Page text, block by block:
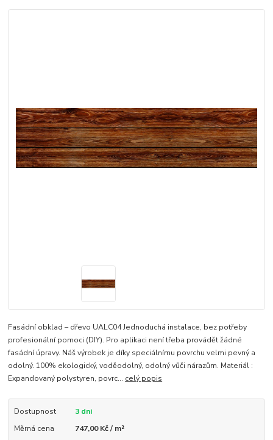
Fasádní obklad – dřevo UALC04 Jednoduchá instalace, bez potřeby
profesionální pomoci (DIY). Pro aplikaci není třeba provádět žádné
fasádní úpravy. Náš výrobek je díky speciálnímu povrchu velmi pevný a
odolný. 100% ekologický, voděodolný, odolný vůči nárazům. Materiál :
Expandovaný polystyren, povrc... celý popis
Dostupnost
3 dni
Měrná cena
747,00 Kč / m²